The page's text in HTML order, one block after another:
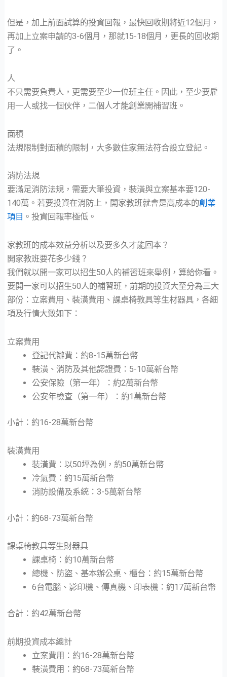
但是，加上前面試算的投資回報，最快回收期將近12個月，
再加上立案申請的3-6個月，那就15-18個月，更長的回收期
了。
人
不只需要負責人，更需要至少一位班主任。因此，至少要雇
用一人或找一個伙伴，二個人才能創業開補習班。
面積
法規限制對面積的限制，大多數住家無法符合設立登記。
消防法規
要滿足消防法規，需要大筆投資，裝潢與立案基本要120-
140萬。若要投資在消防上，開家教班就會是高成本的創業
項目 。投資回報率極低。
家教班的成本效益分析以及要多久才能回本？
開家教班要花多少錢？
我們就以開一家可以招生50人的補習班來舉例，算給你看。
要開一家可以招生50人的補習班，前期的投資大至分為三大
部份：立案費用、裝潢費用、課桌椅教具等生材器具，各細
項及行情大致如下：
立案費用
登記代辦費：約8-15萬新台幣
裝潢、消防及其他認證費：5-10萬新台幣
公安保險（第一年）：約2萬新台幣
公安年檢查（第一年）：約1萬新台幣
小計：約16-28萬新台幣
裝潢費用
裝潢費：以50坪為例，約50萬新台幣
冷氣費：約15萬新台幣
消防設備及系統：3-5萬新台幣
小計：約68-73萬新台幣
課桌椅教具等生財器具
課桌椅：約10萬新台幣
總機、防盜、基本辦公桌、櫃台：約15萬新台幣
6台電腦、影印機、傳真機、印表機：約17萬新台幣
合計：約42萬新台幣
前期投資成本總計
立案費用：約16-28萬新台幣
裝潢費用：約68-73萬新台幣